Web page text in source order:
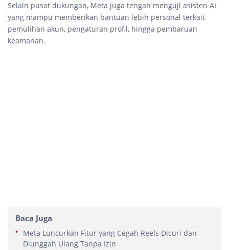
Selain pusat dukungan, Meta juga tengah menguji asisten AI
yang mampu memberikan bantuan lebih personal terkait
pemulihan akun, pengaturan profil, hingga pembaruan
keamanan.
Baca Juga
Meta Luncurkan Fitur yang Cegah Reels Dicuri dan
Diunggah Ulang Tanpa Izin